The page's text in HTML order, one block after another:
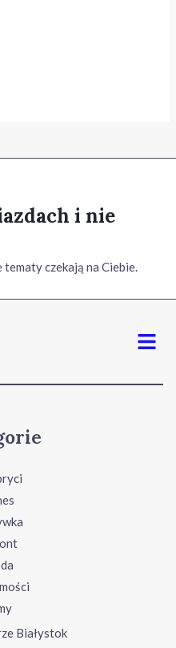
i nie
czekają na Ciebie.
Menu
Białystok